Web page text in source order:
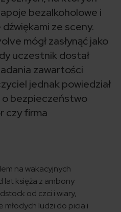
bezalkoholowe i
ze sceny.
mógł zasłynąć jako
uczestnik dostał
zawartości
jednak powiedział
o bezpieczeństwo
czy firma
na wakacyjnych
lat księża z ambony
od czci i wiary,
ludzi do picia i